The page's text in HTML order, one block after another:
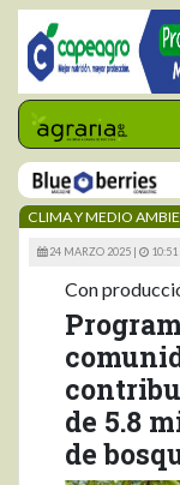
CLIMA Y MEDIO
24 MARZO 2025 |
Con
de 5.8
de